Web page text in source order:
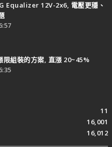
Equalizer 12V-2x6, 電壓更穩、
限組裝的方案, 直漲 20~45%
11
16,001
16,012